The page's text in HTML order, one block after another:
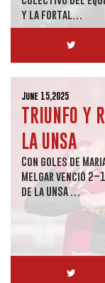
y la fortal…
June 15,2025
TRIUNFO Y
LA UNSA
Con goles de
Melgar venció
de la UNSA …